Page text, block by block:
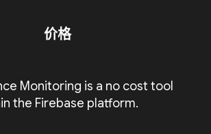
价格
Monitoring is a no cost tool
the Firebase platform.